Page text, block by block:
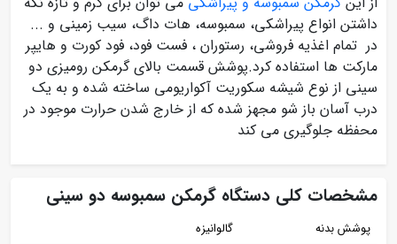
داشتن انواع پیراشکی، سمبوسه، هات داگ، سیب زمینی و ...
در تمام اغذیه فروشی، رستوران ، فست فود، فود کورت و هایپر
مارکت ها استفاده کرد.پوشش قسمت بالای گرمکن رومیزی دو
سینی از نوع شیشه سکوریت آکواریومی ساخته شده و به یک
درب آسان باز شو مجهز شده که از خارج شدن حرارت موجود در
محفظه جلوگیری می کند
مشخصات کلی دستگاه گرمکن سمبوسه دو سینی
پوشش بدنه
گالوانیزه